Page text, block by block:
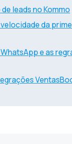
leads no Kommo
da
e as